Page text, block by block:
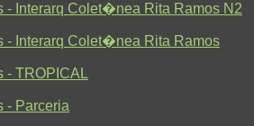
- Interarq Colet�nea Rita Ramos N2
- Interarq Colet�nea Rita Ramos
- TROPICAL
- Parceria